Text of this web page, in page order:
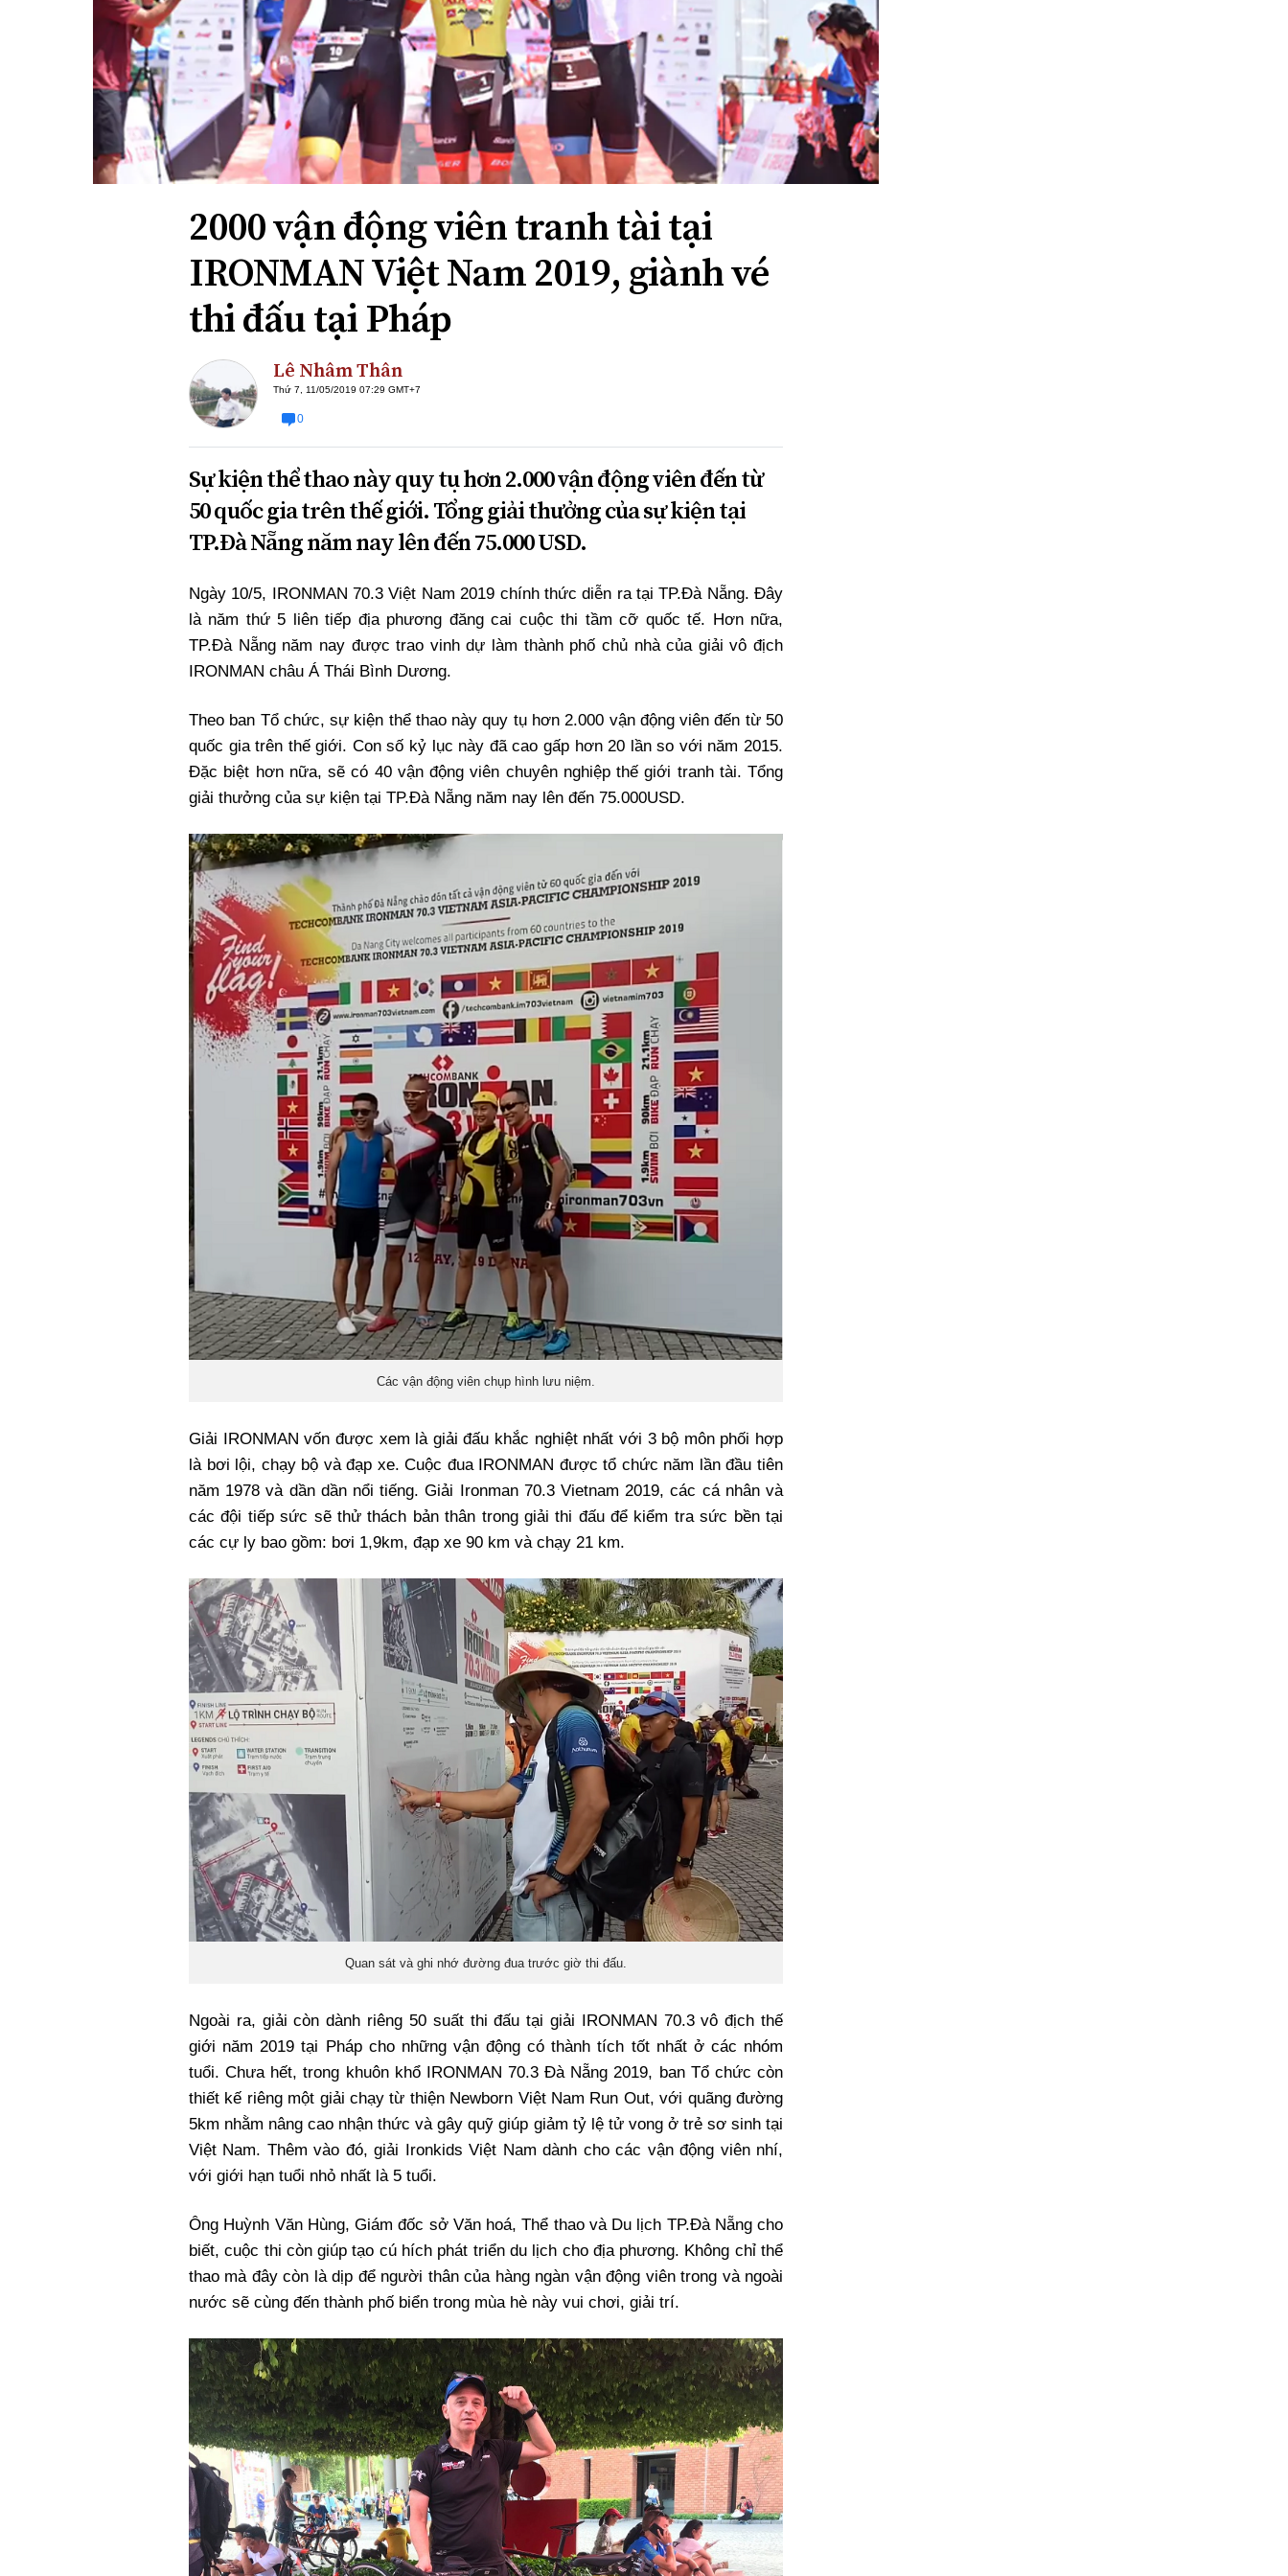
Xi nhan Trái Phải
Bạn đọc viết
2000 vận động viên tranh tài tại
IRONMAN Việt Nam 2019, giành vé
thi đấu tại Pháp
Lê Nhâm Thân
Thứ 7, 11/05/2019 07:29 GMT+7
0
Sự kiện thể thao này quy tụ hơn 2.000 vận động viên đến từ
50 quốc gia trên thế giới. Tổng giải thưởng của sự kiện tại
TP.Đà Nẵng năm nay lên đến 75.000 USD.
Ngày 10/5, IRONMAN 70.3 Việt Nam 2019 chính thức diễn ra tại TP.Đà Nẵng. Đây
là năm thứ 5 liên tiếp địa phương đăng cai cuộc thi tầm cỡ quốc tế. Hơn nữa,
TP.Đà Nẵng năm nay được trao vinh dự làm thành phố chủ nhà của giải vô địch
IRONMAN châu Á Thái Bình Dương.
Theo ban Tổ chức, sự kiện thể thao này quy tụ hơn 2.000 vận động viên đến từ 50
quốc gia trên thế giới. Con số kỷ lục này đã cao gấp hơn 20 lần so với năm 2015.
Đặc biệt hơn nữa, sẽ có 40 vận động viên chuyên nghiệp thế giới tranh tài. Tổng
giải thưởng của sự kiện tại TP.Đà Nẵng năm nay lên đến 75.000USD.
Các vận động viên chụp hình lưu niệm.
Giải IRONMAN vốn được xem là giải đấu khắc nghiệt nhất với 3 bộ môn phối hợp
là bơi lội, chạy bộ và đạp xe. Cuộc đua IRONMAN được tổ chức năm lần đầu tiên
năm 1978 và dần dần nổi tiếng. Giải Ironman 70.3 Vietnam 2019, các cá nhân và
các đội tiếp sức sẽ thử thách bản thân trong giải thi đấu để kiểm tra sức bền tại
các cự ly bao gồm: bơi 1,9km, đạp xe 90 km và chạy 21 km.
Quan sát và ghi nhớ đường đua trước giờ thi đấu.
Ngoài ra, giải còn dành riêng 50 suất thi đấu tại giải IRONMAN 70.3 vô địch thế
giới năm 2019 tại Pháp cho những vận động có thành tích tốt nhất ở các nhóm
tuổi. Chưa hết, trong khuôn khổ IRONMAN 70.3 Đà Nẵng 2019, ban Tổ chức còn
thiết kế riêng một giải chạy từ thiện Newborn Việt Nam Run Out, với quãng đường
5km nhằm nâng cao nhận thức và gây quỹ giúp giảm tỷ lệ tử vong ở trẻ sơ sinh tại
Việt Nam. Thêm vào đó, giải Ironkids Việt Nam dành cho các vận động viên nhí,
với giới hạn tuổi nhỏ nhất là 5 tuổi.
Ông Huỳnh Văn Hùng, Giám đốc sở Văn hoá, Thể thao và Du lịch TP.Đà Nẵng cho
biết, cuộc thi còn giúp tạo cú hích phát triển du lịch cho địa phương. Không chỉ thể
thao mà đây còn là dịp để người thân của hàng ngàn vận động viên trong và ngoài
nước sẽ cùng đến thành phố biển trong mùa hè này vui chơi, giải trí.